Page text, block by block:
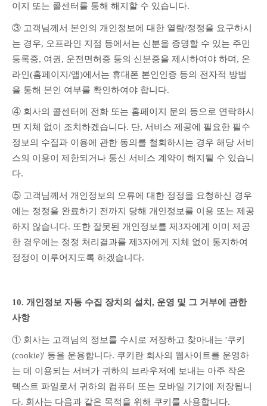
이지 또는 콜센터를 통해 해지할 수 있습니다.
③ 고객님께서 본인의 개인정보에 대한 열람/정정을 요구하시
는 경우, 오프라인 지점 등에서는 신분을 증명할 수 있는 주민
등록증, 여권, 운전면허증 등의 신분증을 제시하여야 하며, 온
라인(홈페이지/앱)에서는 휴대폰 본인인증 등의 전자적 방법
을 통해 본인 여부를 확인하여야 합니다.
④ 회사의 콜센터에 전화 또는 홈페이지 문의 등으로 연락하시
면 지체 없이 조치하겠습니다. 단, 서비스 제공에 필요한 필수
정보의 수집과 이용에 관한 동의를 철회하시는 경우 해당 서비
스의 이용이 제한되거나 통신 서비스 계약이 해지될 수 있습니
다.
⑤ 고객님께서 개인정보의 오류에 대한 정정을 요청하신 경우
에는 정정을 완료하기 전까지 당해 개인정보를 이용 또는 제공
하지 않습니다. 또한 잘못된 개인정보를 제3자에게 이미 제공
한 경우에는 정정 처리결과를 제3자에게 지체 없이 통지하여
정정이 이루어지도록 하겠습니다.
10. 개인정보 자동 수집 장치의 설치, 운영 및 그 거부에 관한
사항
① 회사는 고객님의 정보를 수시로 저장하고 찾아내는 '쿠키
(cookie)' 등을 운용합니다. 쿠키란 회사의 웹사이트를 운영하
는 데 이용되는 서버가 귀하의 브라우저에 보내는 아주 작은
텍스트 파일로서 귀하의 컴퓨터 또는 모바일 기기에 저장됩니
다. 회사는 다음과 같은 목적을 위해 쿠키를 사용합니다.